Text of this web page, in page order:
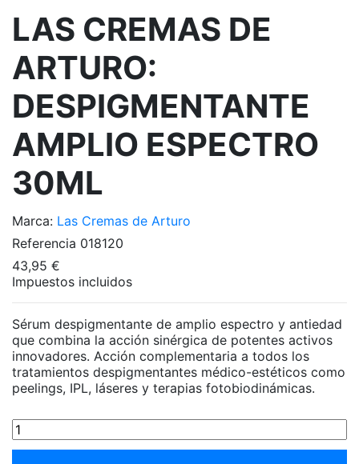
LAS CREMAS DE
ARTURO:
DESPIGMENTANTE
AMPLIO ESPECTRO
30ML
Marca: Las Cremas de Arturo
Referencia 018120
43,95 €
Impuestos incluidos
Sérum despigmentante de amplio espectro y antiedad
que combina la acción sinérgica de potentes activos
innovadores. Acción complementaria a todos los
tratamientos despigmentantes médico-estéticos como
peelings, IPL, láseres y terapias fotobiodinámicas.